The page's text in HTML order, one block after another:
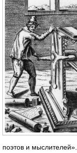
поэтов и мыслителей».